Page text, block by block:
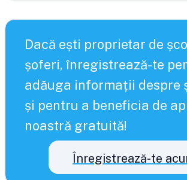
Dacă ești proprietar de
șoferi, înregistrează-te
adăuga informații despre
și pentru a beneficia de
noastră gratuită!
Înregistrează-te